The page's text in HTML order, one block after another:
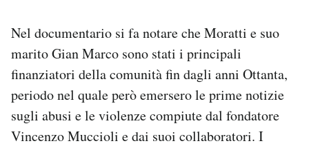
Nel documentario si fa notare che Moratti e suo
marito Gian Marco sono stati i principali
finanziatori della comunità fin dagli anni Ottanta,
periodo nel quale però emersero le prime notizie
sugli abusi e le violenze compiute dal fondatore
Vincenzo Muccioli e dai suoi collaboratori. I